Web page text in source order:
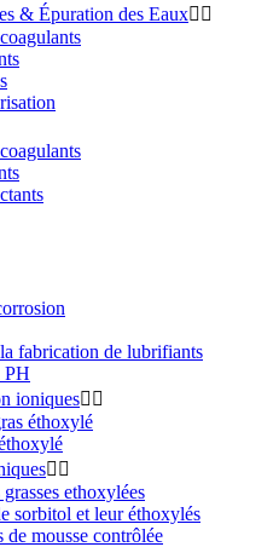
& Épuration des Eaux 
fabrication de lubrifiants
PH
ioniques 
éthoxylé
 
ethoxylées
sorbitol et leur éthoxylés
de mousse contrôlée